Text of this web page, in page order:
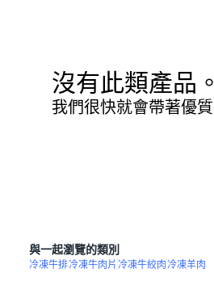
沒有此類產品。
我們很快就會帶著優
與一起瀏覽的類別
冷凍牛排冷凍牛肉片 冷凍牛絞肉冷凍羊肉